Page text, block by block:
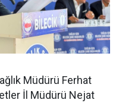
Müdürü Ferhat
İl Müdürü Nejat